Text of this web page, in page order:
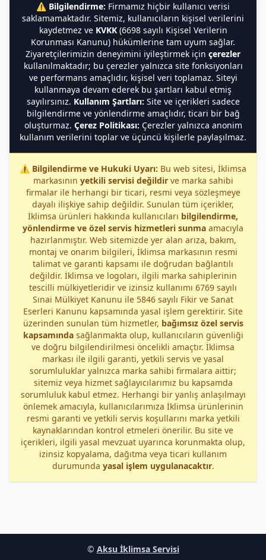
⚠️ Bilgilendirme: Firmamız hiçbir kullanıcı verisi
saklamamaktadır. Sitemiz, kullanıcıların kişisel verilerini
kaydetmez ve KVKK(6698 sayılı Kişisel Verilerin
Korunması Kanunu) hükümlerine tam uyum sağlar.
Ziyaretçilerimizin deneyimini iyileştirmek için çerezler
kullanılmaktadır; bu çerezler yalnızca site fonksiyonları
ve performans amaçlıdır, kişisel veri toplamaz. Siteyi
kullanmaya devam ederek bu şartları kabul etmiş
sayılırsınız. Kullanım Şartları: Site ve içerikleri sadece
bilgilendirme ve yönlendirme amaçlıdır, ticari bir bağ
oluşturmaz. Çerez Politikası: Çerezler yalnızca anonim
kullanım verilerini toplar ve üçüncü kişilerle paylaşılmaz.
⚠️ Bilgilendirme ve Hukuki Uyarı: Bu web sitesi, İklimsa
markasının yetkili servisi değildirve marka sahibi
firmalar ile herhangi bir ticari, resmi veya sözleşmeye
dayalı ilişkiye sahip değildir. Sunulan tüm içerikler,
İklimsa ürünleri hakkında kullanıcıları bilgilendirme,
yönlendirme ve özel servis hizmetleri sunma amacıyla
hazırlanmıştır. Web sitemizde yer alan arıza, bakım,
montaj ve onarım bilgileri, İklimsa markasının resmi
talimat ve garanti kapsamı ile doğrudan bağlantılı
değildir. İklimsa ve logoları, ilgili marka sahiplerinin
tescilli mülkiyetleridir ve izinsiz kullanımı 6769 sayılı
Sınai Mülkiyet Kanunu ile 5846 sayılı Fikir ve Sanat
Eserleri Kanunu kapsamında yasal işlem gerektirir. Site
üzerinden sunulan tüm hizmetler, bağımsız özel servis
kapsamındasağlanmakta olup, kullanıcıların güvenliği
ve doğru bilgilendirilmesi öncelikli amaçtır. İklimsa
markası ile ilgili garanti, yetkili servis ve yasal
sorumluluklar yalnızca marka sahibi firmalara aittir;
sitemiz veya hizmet sağlayıcılarımız bu kapsamda
sorumluluk kabul etmez. Herhangi bir yanlış anlaşılmayı
önlemek amacıyla, kullanıcılarımıza İklimsa ürünlerinin
resmi garanti ve yetkili servis koşullarını marka yetkili
kaynaklarından kontrol etmeleri önerilir. Bu site ve
içerikleri, ilgili yasal mevzuat uyarınca korunmakta olup,
izinsiz kopyalama, dağıtma veya ticari kullanım
durumunda yasal işlem uygulanacaktır.
© Aksu İklimsa Servisi